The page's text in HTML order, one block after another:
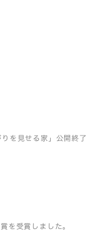
を見せる家」公開終了
を受賞しました。